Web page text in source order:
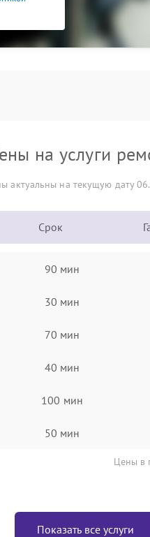
на услуги
актуальны на текущую дату
Срок
90 мин
30 мин
70 мин
40 мин
100 мин
50 мин
Цены в
Показать все услуги